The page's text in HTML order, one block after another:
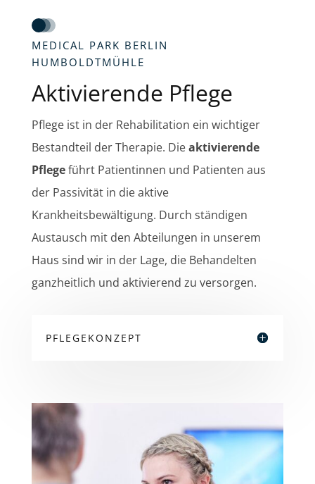
MEDICAL PARK BERLIN
HUMBOLDTMÜHLE
Aktivierende Pflege
Pflege ist in der Rehabilitation ein wichtiger
Bestandteil der Therapie. Dieaktivierende
Pflegeführt Patientinnen und Patienten aus
der Passivität in die aktive
Krankheitsbewältigung. Durch ständigen
Austausch mit den Abteilungen in unserem
Haus sind wir in der Lage, die Behandelten
ganzheitlich und aktivierend zu versorgen.
PFLEGEKONZEPT